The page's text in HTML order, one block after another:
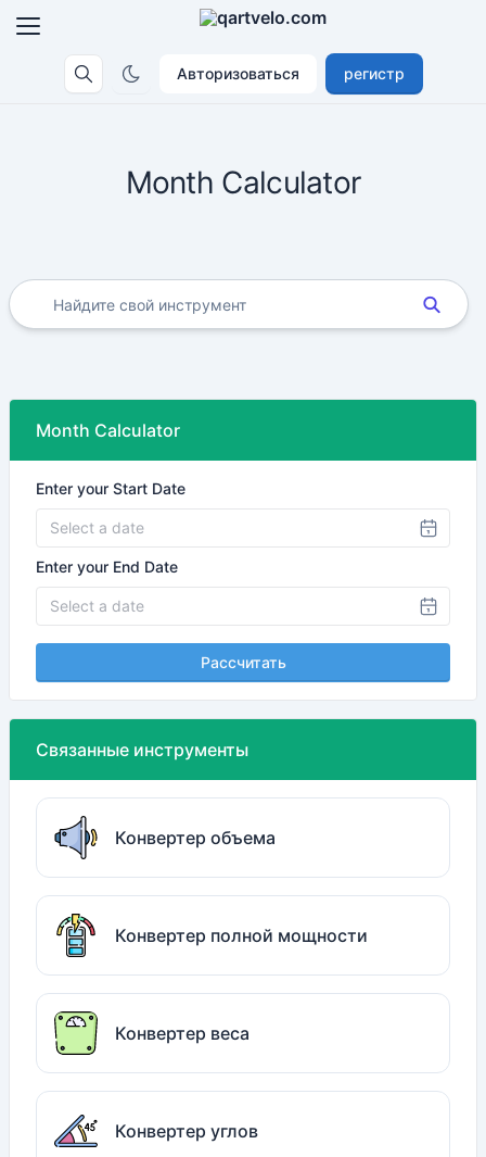
Авторизоваться регистр
Month Calculator
Month Calculator
Enter your Start Date
Enter your End Date
Рассчитать
Связанные инструменты
Конвертер объема
Конвертер полной мощности
Конвертер веса
Конвертер углов